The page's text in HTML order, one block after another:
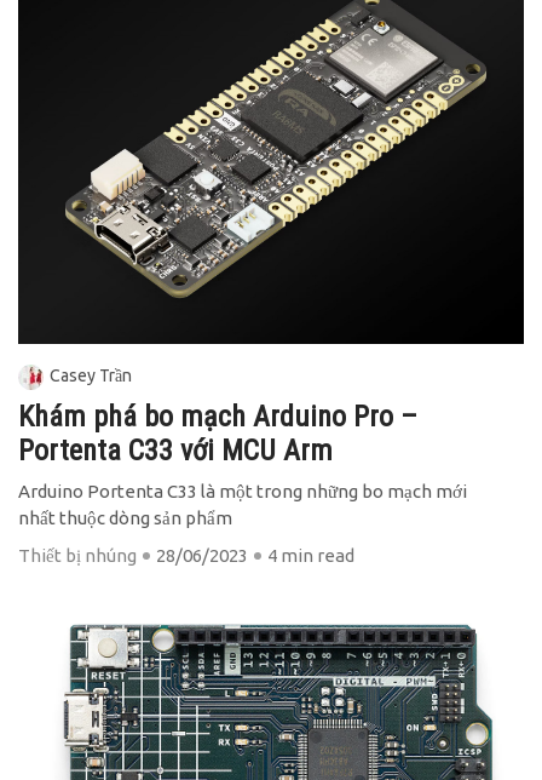
Casey Trần
Khám phá bo mạch Arduino Pro –
Portenta C33 với MCU Arm
Arduino Portenta C33 là một trong những bo mạch mới
nhất thuộc dòng sản phẩm
Thiết bị nhúng
28/06/2023 4 min read